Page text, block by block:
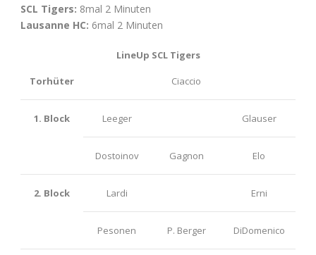
SCL Tigers: 8mal 2 Minuten
Lausanne HC: 6mal 2 Minuten
LineUp SCL Tigers
Torhüter Ciaccio
1. Block Leeger Glauser
Dostoinov Gagnon Elo
2. Block Lardi Erni
Pesonen P. Berger DiDomenico